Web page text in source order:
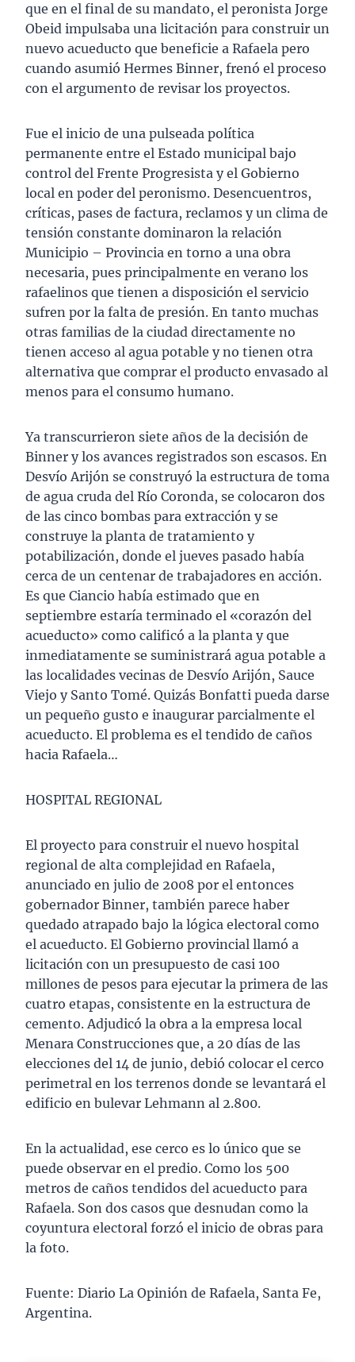
que en el final de su mandato, el peronista Jorge
Obeid impulsaba una licitación para construir un
nuevo acueducto que beneficie a Rafaela pero
cuando asumió Hermes Binner, frenó el proceso
con el argumento de revisar los proyectos.
Fue el inicio de una pulseada política
permanente entre el Estado municipal bajo
control del Frente Progresista y el Gobierno
local en poder del peronismo. Desencuentros,
críticas, pases de factura, reclamos y un clima de
tensión constante dominaron la relación
Municipio – Provincia en torno a una obra
necesaria, pues principalmente en verano los
rafaelinos que tienen a disposición el servicio
sufren por la falta de presión. En tanto muchas
otras familias de la ciudad directamente no
tienen acceso al agua potable y no tienen otra
alternativa que comprar el producto envasado al
menos para el consumo humano.
Ya transcurrieron siete años de la decisión de
Binner y los avances registrados son escasos. En
Desvío Arijón se construyó la estructura de toma
de agua cruda del Río Coronda, se colocaron dos
de las cinco bombas para extracción y se
construye la planta de tratamiento y
potabilización, donde el jueves pasado había
cerca de un centenar de trabajadores en acción.
Es que Ciancio había estimado que en
septiembre estaría terminado el «corazón del
acueducto» como calificó a la planta y que
inmediatamente se suministrará agua potable a
las localidades vecinas de Desvío Arijón, Sauce
Viejo y Santo Tomé. Quizás Bonfatti pueda darse
un pequeño gusto e inaugurar parcialmente el
acueducto. El problema es el tendido de caños
hacia Rafaela…
HOSPITAL REGIONAL
El proyecto para construir el nuevo hospital
regional de alta complejidad en Rafaela,
anunciado en julio de 2008 por el entonces
gobernador Binner, también parece haber
quedado atrapado bajo la lógica electoral como
el acueducto. El Gobierno provincial llamó a
licitación con un presupuesto de casi 100
millones de pesos para ejecutar la primera de las
cuatro etapas, consistente en la estructura de
cemento. Adjudicó la obra a la empresa local
Menara Construcciones que, a 20 días de las
elecciones del 14 de junio, debió colocar el cerco
perimetral en los terrenos donde se levantará el
edificio en bulevar Lehmann al 2.800.
En la actualidad, ese cerco es lo único que se
puede observar en el predio. Como los 500
metros de caños tendidos del acueducto para
Rafaela. Son dos casos que desnudan como la
coyuntura electoral forzó el inicio de obras para
la foto.
Fuente: Diario La Opinión de Rafaela, Santa Fe,
Argentina.